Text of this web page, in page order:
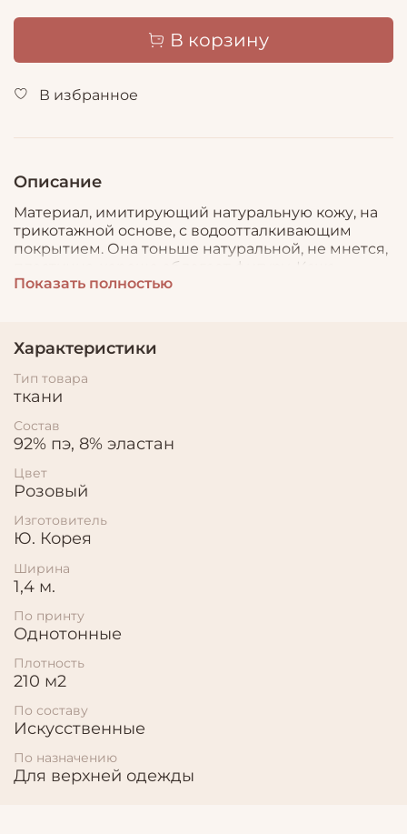
В корзину
В избранное
Описание
Материал, имитирующий натуральную кожу, на
трикотажной основе, с водоотталкивающим
покрытием. Она тоньше натуральной, не мнется,
пластична, хорошо облегает фигуру. Кожа
прекрасно подойдет для пошива куртки и плаща,
Показать полностью
Характеристики
Тип товара
ткани
Состав
92% пэ, 8% эластан
Цвет
Розовый
Изготовитель
Ю. Корея
Ширина
1,4 м.
По принту
Однотонные
Плотность
210 м2
По составу
Искусственные
По назначению
Для верхней одежды